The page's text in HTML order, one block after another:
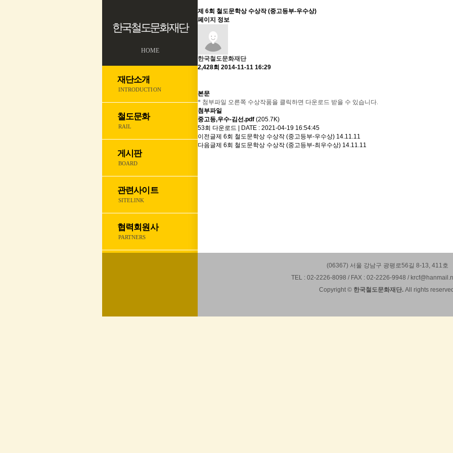
한국철도문화재단
HOME
재단소개
INTRODUCTION
철도문화
RAIL
게시판
BOARD
관련사이트
SITELINK
협력회원사
PARTNERS
제 6회 철도문학상 수상작 (중고등부-우수상)
페이지 정보
한국철도문화재단
2,428회 2014-11-11 16:29
본문
* 첨부파일 오른쪽 수상작품을 클릭하면 다운로드 받을 수 있습니다.
첨부파일
중고등,우수-김선.pdf (205.7K)
53회 다운로드 | DATE : 2021-04-19 16:54:45
이전글제 6회 철도문학상 수상작 (중고등부-우수상) 14.11.11
다음글제 6회 철도문학상 수상작 (중고등부-최우수상) 14.11.11
(06367) 서울 강남구 광평로56길 8-13, 411호
TEL : 02-2226-8098 / FAX : 02-2226-9948 /
Copyright © 한국철도문화재단. All rights